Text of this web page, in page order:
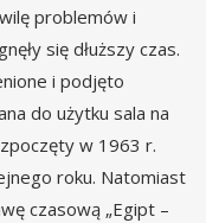
problemów i
się dłuższy czas.
i podjęto
do użytku sala na
w 1963 r.
roku. Natomiast
czasową „Egipt –